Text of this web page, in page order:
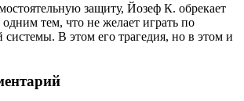
защиту, Йозеф К. обрекает
одним тем, что не желает играть по
системы. В этом его трагедия, но в этом и